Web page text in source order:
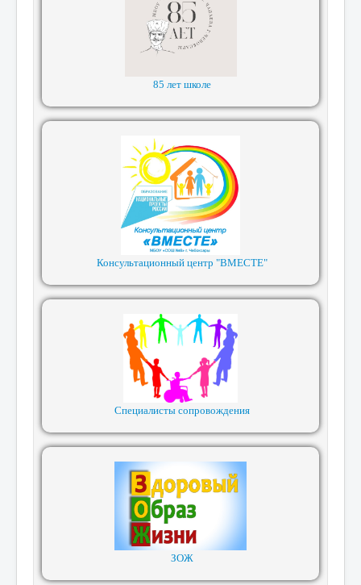
85 лет школе
Консультационный центр "ВМЕСТЕ"
Специалисты сопровождения
ЗОЖ